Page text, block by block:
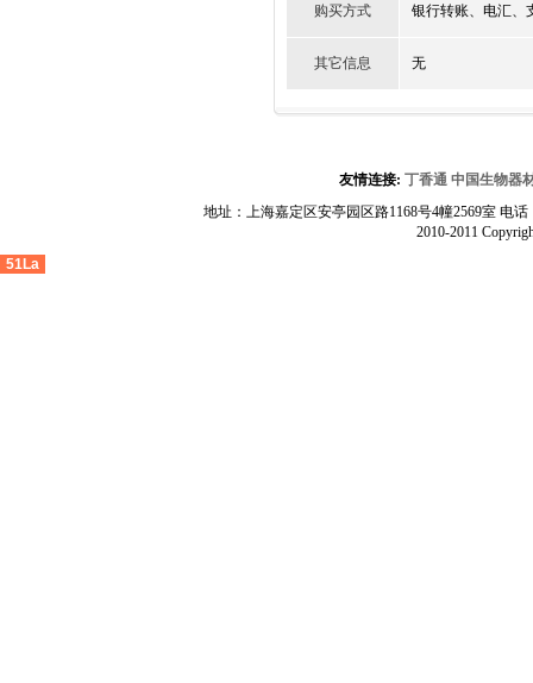
购买方式 银行转账、电汇、
其它信息 无
友情连接: 丁香通 中国生物器
地址：上海嘉定区安亭园区路1168号4幢2569室 电话
2010-2011
51La